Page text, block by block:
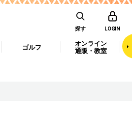
探す LOGIN
ゴルフ
オンライン
通販・教室